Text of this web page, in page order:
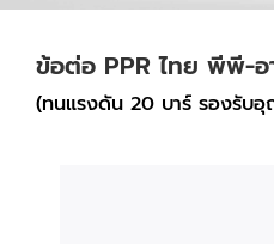
ข้อต่อ PPR ไทย พีพี-อ
(ทนแรงดัน 20 บาร์ รองรับ